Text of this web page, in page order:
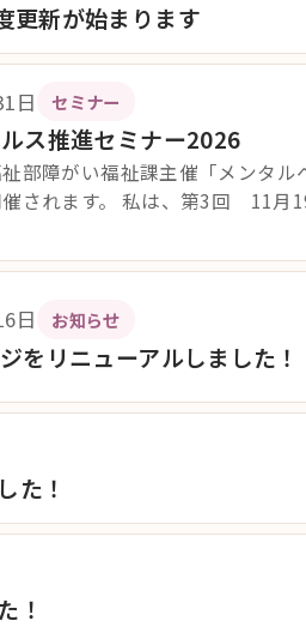
更新が始まります
日 セミナー
ス推進セミナー2026
部障がい福祉課主催「メンタ
催されます。 私は、第3回 11月
日 お知らせ
をリニューアルしました！
た！
！